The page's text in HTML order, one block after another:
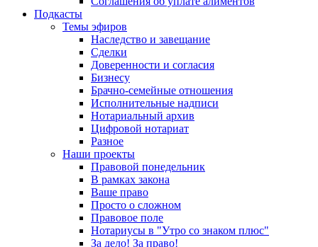
Подкасты
Темы эфиров
Наследство и завещание
Сделки
Доверенности и согласия
Бизнесу
Брачно-семейные отношения
Исполнительные надписи
Нотариальный архив
Цифровой нотариат
Разное
Наши проекты
Правовой понедельник
В рамках закона
Ваше право
Просто о сложном
Правовое поле
Нотариусы в "Утро со знаком плюс"
За дело! За право!